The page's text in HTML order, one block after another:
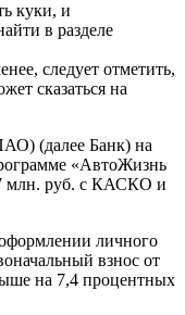
куки, и
в разделе
следует отметить,
сказаться на
(далее Банк) на
«АвтоЖизнь
млн. руб. с КАСКО и
личного
взнос от
на 7,4 процентных